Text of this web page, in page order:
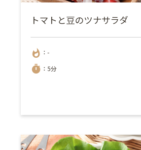
トマトと豆のツナサラダ
whatshot ：-
timer ：5分